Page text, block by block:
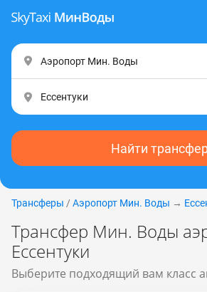
Найти
Трансферы / Аэропорт Мин. Воды →
Трансфер Мин. Воды
Ессентуки
Выберите подходящий вам класс